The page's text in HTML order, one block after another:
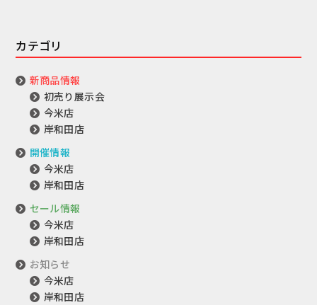
カテゴリ
新商品情報
初売り展示会
今米店
岸和田店
開催情報
今米店
岸和田店
セール情報
今米店
岸和田店
お知らせ
今米店
岸和田店